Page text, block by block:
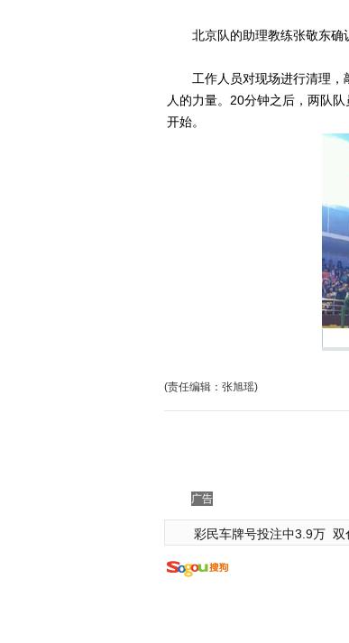
北京队的助理教练张敬东确认
工作人员对现场进行清理，
人的力量。20分钟之后，两队
开始。
(责任编辑：张旭瑶)
广告
彩民车牌号投注中3.9万 双